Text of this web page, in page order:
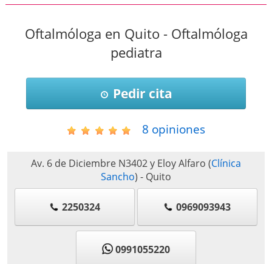
Oftalmóloga en Quito - Oftalmóloga
pediatra
Pedir cita
8 opiniones
Av. 6 de Diciembre N3402 y Eloy Alfaro (Clínica
Sancho) - Quito
2250324 0969093943
0991055220